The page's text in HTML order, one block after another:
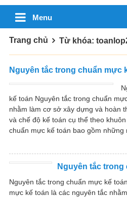
Menu
Trang chủ Từ khóa:
Nguyên tắc trong chuẩn mực
kế toán Nguyên tắc trong chuẩn
nhằm làm cơ sở xây dựng và hoàn
và chế độ kế toán cụ thể theo
chuẩn mực kế toán bao gồm
Nguyên tắc
Nguyên tắc trong chuẩn mực kế
mực kế toán là các nguyên tắc